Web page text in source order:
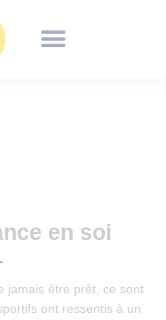
en soi
jamais être prêt, ce sont
ont ressentis à un